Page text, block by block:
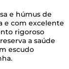
e húmus de
e com excelente
rigoroso
a saúde
escudo